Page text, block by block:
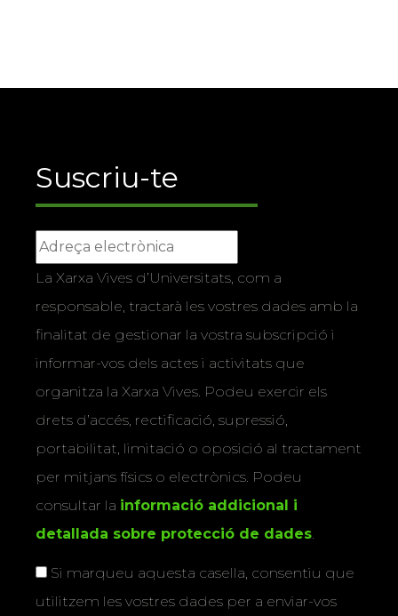
Suscriu-te
La Xarxa Vives d’Universitats, com a
responsable, tractarà les vostres dades amb la
finalitat de gestionar la vostra subscripció i
informar-vos dels actes i activitats que
organitza la Xarxa Vives. Podeu exercir els
drets d’accés, rectificació, supressió,
portabilitat, limitació o oposició al tractament
per mitjans físics o electrònics. Podeu
consultar la informació addicional i
detallada sobre protecció de dades.
Si marqueu aquesta casella, consentiu que
utilitzem les vostres dades per a enviar-vos